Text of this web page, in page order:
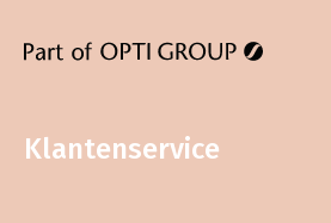
Klantenservice